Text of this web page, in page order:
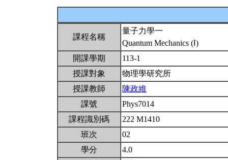
課程名稱
量子力學一
Quantum Mechanics (Ⅰ)
開課學期
113-1
授課對象
物理學研究所
授課教師
陳政維
課號
Phys7014
課程識別碼
222 M1410
班次
02
學分
4.0